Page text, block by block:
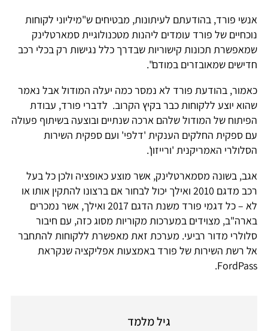
פורד, בהודעתם לעיתונות, מבטיחים ש"מיליוני לקוחות
של פורד עומדים ליהנות מטכנולוגיית סמארטלינק
תכונות קישוריות שבדרך כלל נגישות רק בכלי רכב
שמאובזרים במודם".
בהודעת פורד לא נמסר כמה יעלה המודול אבל נאמר
יוצע ללקוחות כבר בקיץ הקרוב. לדברי פורד, עבודת
של המודול שלהם ארכה שנתיים ובוצעה בשיתוף פעולה
ספקית החלקים הענקית 'דלפי' ועם ספקית השירות
האמריקנית 'ורייזון'.
בשונה מסמארטלינק, אשר מוצע כאופציה ולכן כל בעל
רכב מדגם 2010 ואילך יכול לבחור אם ברצונו להתקין אותו או
לא – כל דגמי פורד משנת הדגם 2017 ואילך, אשר נמכרים
מצוידים במערכות מקוריות מסוג כזה, עם חיבור
מדור רביעי. מערכת זאת מאפשרת ללקוחות להתחבר
רשת השירות של פורד באמצעות אפליקציה שנקראת
גיל מלמד